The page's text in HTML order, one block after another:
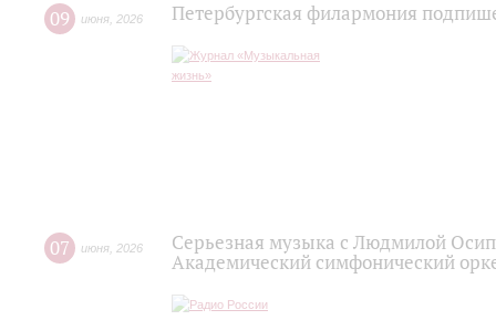
09 июня 2026 Петербургская филармония
07 июня 2026
Серьезная музыка с Людмилой
Академический симфонический